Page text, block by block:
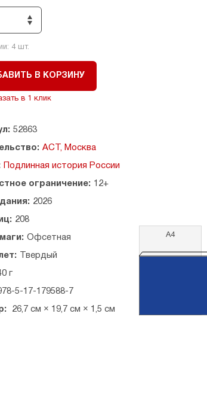
каждого члена семьи читатель
глубины монаршего служения и жертвы
харизма нераздельны. Это ключ к
и роли царской фигуры в ней.
то, что сокрыто от торопливого взора и
4шт.
В КОРЗИНУ
в 1 клик
52863
АСТ, Москва
Подлинная история России
ограничение: 12+
2026
208
Офсетная
Твердый
г
5-17-179588-7
26,7 см × 19,7 см × 1,5 см
А4